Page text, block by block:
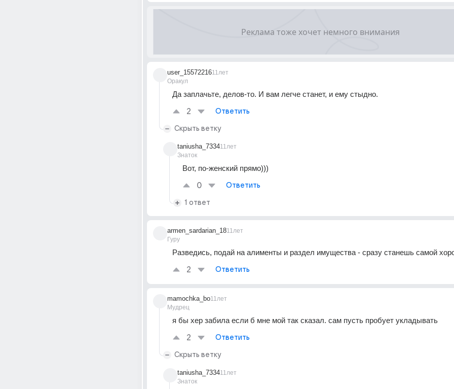
user_15572216
Оракул
11лет
Да заплачьте, делов-то. И вам легче станет, и ему стыдно.
2 Ответить
Скрыть ветку
taniusha_7334
Знаток
11лет
Вот, по-женский прямо)))
0 Ответить
1 ответ
armen_sardarian_18
Гуру
11лет
Разведись, подай на алименты и раздел имущества - сразу станешь самой
2 Ответить
mamochka_bo
Мудрец
11лет
я бы хер забила если б мне мой так сказал. сам пусть пробует укладывать
2 Ответить
Скрыть ветку
taniusha_7334
Знаток
11лет